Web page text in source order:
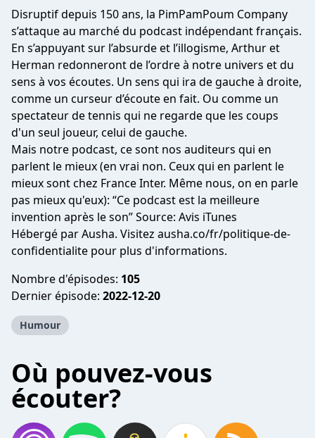
Disruptif depuis 150 ans, la PimPamPoum Company
s’attaque au marché du podcast indépendant français.
En s’appuyant sur l’absurde et l’illogisme, Arthur et
Herman redonneront de l’ordre à notre univers et du
sens à vos écoutes. Un sens qui ira de gauche à droite,
comme un curseur d’écoute en fait. Ou comme un
spectateur de tennis qui ne regarde que les coups
d'un seul joueur, celui de gauche.
Mais notre podcast, ce sont nos auditeurs qui en
parlent le mieux (en vrai non. Ceux qui en parlent le
mieux sont chez France Inter. Même nous, on en parle
pas mieux qu'eux): “Ce podcast est la meilleure
invention après le son” Source: Avis iTunes
Hébergé par Ausha. Visitez ausha.co/fr/politique-de-
confidentialite pour plus d'informations.
Nombre d'épisodes: 105
Dernier épisode: 2022-12-20
Humour
Où pouvez-vous
écouter?